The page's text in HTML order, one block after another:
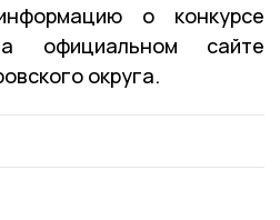
о конкурсе
официальном сайте
округа.